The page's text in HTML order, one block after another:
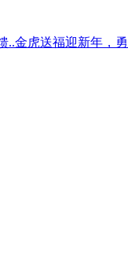
..金虎送福迎新年，